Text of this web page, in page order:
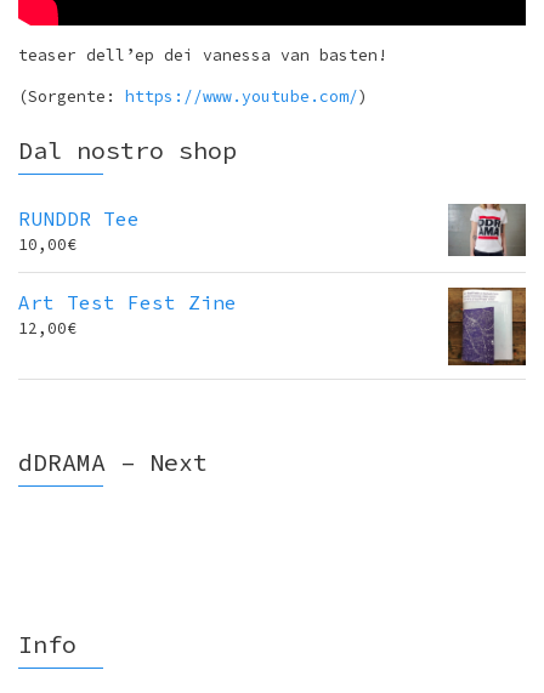
teaser dell’ep dei vanessa van basten!
(Sorgente: https://www.youtube.com/)
Dal nostro shop
RUNDDR Tee
10,00€
Art Test Fest Zine
12,00€
dDRAMA – Next
Info